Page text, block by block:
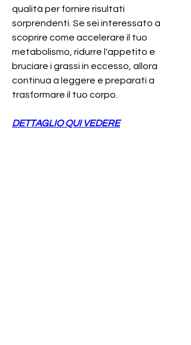
qualità per fornire risultati
sorprendenti. Se sei interessato a
scoprire come accelerare il tuo
metabolismo, ridurre l'appetito e
bruciare i grassi in eccesso, allora
continua a leggere e preparati a
trasformare il tuo corpo.
DETTAGLIO QUI VEDERE